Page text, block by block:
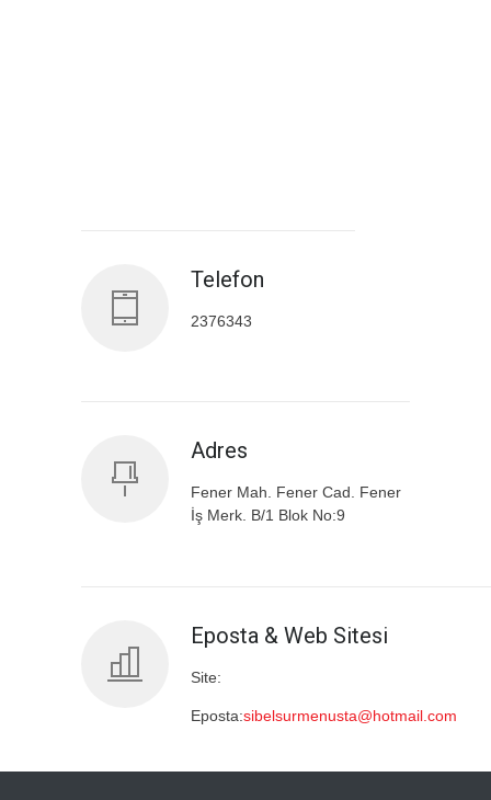
Telefon
2376343
Adres
Fener Mah. Fener Cad. Fener
İş Merk. B/1 Blok No:9
Eposta & Web Sitesi
Site:
Eposta:sibelsurmenusta@hotmail.com